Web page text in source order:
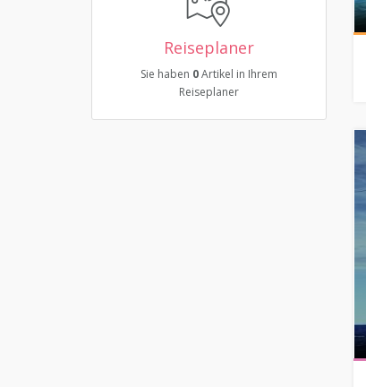
Reiseplaner
Sie haben 0Artikel in Ihrem
Reiseplaner